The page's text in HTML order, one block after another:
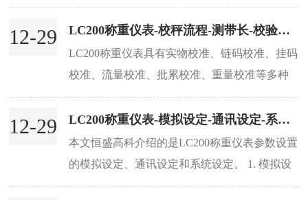
路开关量输出、4路开关量输入。本文恒盛高科
为您介绍LC200称重仪表开关量输入输出详细说
明。...
12-29 LC200称重仪表-校秤流程-测带长-校验方法步骤
LC200称重仪表具有实物校准、链码校准、挂码
校准、流量校准、批累校准、重量校准等多种
校准检验功能。本文介绍的是LC200称重仪表的
校秤流程，如何测带长，包括定点测带长和定
时测...
12-29 LC200称重仪表-模拟设定-通讯设定-系统设定
本文恒盛高科介绍的是LC200称重仪表参数设置
的模拟设定、通讯设定和系统设定。 1. 模拟设
定 模拟设定 参数名称 设定范围 单位 说明 输入